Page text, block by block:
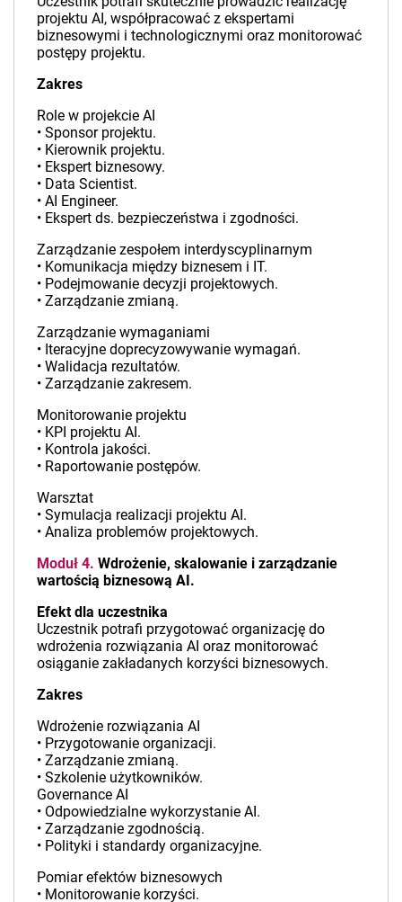
projektu AI, współpracować z ekspertami
biznesowymi i technologicznymi oraz monitorować
postępy projektu.
Zakres
Role w projekcie AI
• Sponsor projektu.
• Kierownik projektu.
• Ekspert biznesowy.
• Data Scientist.
• AI Engineer.
• Ekspert ds. bezpieczeństwa i zgodności.
Zarządzanie zespołem interdyscyplinarnym
• Komunikacja między biznesem i IT.
• Podejmowanie decyzji projektowych.
• Zarządzanie zmianą.
Zarządzanie wymaganiami
• Iteracyjne doprecyzowywanie wymagań.
• Walidacja rezultatów.
• Zarządzanie zakresem.
Monitorowanie projektu
• KPI projektu AI.
• Kontrola jakości.
• Raportowanie postępów.
Warsztat
• Symulacja realizacji projektu AI.
• Analiza problemów projektowych.
Moduł 4. Wdrożenie, skalowanie i zarządzanie
wartością biznesową AI.
Efekt dla uczestnika
Uczestnik potrafi przygotować organizację do
wdrożenia rozwiązania AI oraz monitorować
osiąganie zakładanych korzyści biznesowych.
Zakres
Wdrożenie rozwiązania AI
• Przygotowanie organizacji.
• Zarządzanie zmianą.
• Szkolenie użytkowników.
Governance AI
• Odpowiedzialne wykorzystanie AI.
• Zarządzanie zgodnością.
• Polityki i standardy organizacyjne.
Pomiar efektów biznesowych
• Monitorowanie korzyści.